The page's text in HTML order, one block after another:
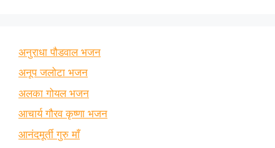
अनुराधा पौडवाल भजन
अनूप जलोटा भजन
अलका गोयल भजन
आचार्य गौरव कृष्णा भजन
आनंदमूर्ती गुरु माँ